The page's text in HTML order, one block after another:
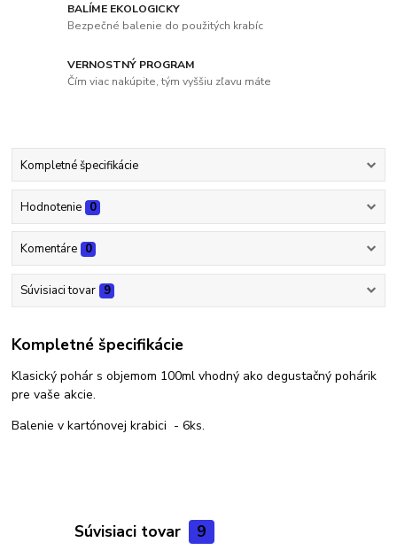
BALÍME EKOLOGICKY
Bezpečné balenie do použitých krabíc
VERNOSTNÝ PROGRAM
Čím viac nakúpite, tým vyššiu zľavu máte
Kompletné špecifikácie
Hodnotenie 0
Komentáre 0
Súvisiaci tovar 9
Kompletné špecifikácie
Klasický pohár s objemom 100ml vhodný ako degustačný pohárik
pre vaše akcie.
Balenie v kartónovej krabici - 6ks.
Súvisiaci tovar 9